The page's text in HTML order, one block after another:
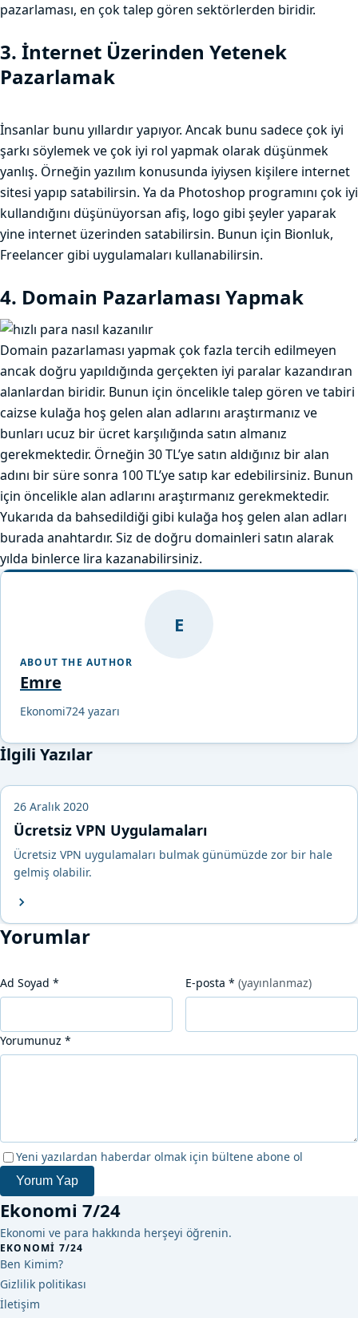
pazarlaması, en çok talep gören sektörlerden biridir.
3. İnternet Üzerinden Yetenek
Pazarlamak
İnsanlar bunu yıllardır yapıyor. Ancak bunu sadece çok iyi
şarkı söylemek ve çok iyi rol yapmak olarak düşünmek
yanlış. Örneğin yazılım konusunda iyiysen kişilere internet
sitesi yapıp satabilirsin. Ya da Photoshop programını çok iyi
kullandığını düşünüyorsan afiş, logo gibi şeyler yaparak
yine internet üzerinden satabilirsin. Bunun için Bionluk,
Freelancer gibi uygulamaları kullanabilirsin.
4. Domain Pazarlaması Yapmak
Domain pazarlaması yapmak çok fazla tercih edilmeyen
ancak doğru yapıldığında gerçekten iyi paralar kazandıran
alanlardan biridir. Bunun için öncelikle talep gören ve tabiri
caizse kulağa hoş gelen alan adlarını araştırmanız ve
bunları ucuz bir ücret karşılığında satın almanız
gerekmektedir. Örneğin 30 TL’ye satın aldığınız bir alan
adını bir süre sonra 100 TL’ye satıp kar edebilirsiniz. Bunun
için öncelikle alan adlarını araştırmanız gerekmektedir.
Yukarıda da bahsedildiği gibi kulağa hoş gelen alan adları
burada anahtardır. Siz de doğru domainleri satın alarak
yılda binlerce lira kazanabilirsiniz.
E
ABOUT THE AUTHOR
Emre
Ekonomi724 yazarı
İlgili Yazılar
26 Aralık 2020
Ücretsiz VPN Uygulamaları
Ücretsiz VPN uygulamaları bulmak günümüzde zor bir hale
gelmiş olabilir.
Yorumlar
Ad Soyad * E-posta * (yayınlanmaz)
Yorumunuz *
Yeni yazılardan haberdar olmak için bültene abone ol
Yorum Yap
Ekonomi 7/24
Ekonomi ve para hakkında herşeyi öğrenin.
EKONOMI 7/24
Ben Kimim?
Gizlilik politikası
İletişim